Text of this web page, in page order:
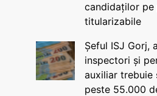
candidaților pe
titularizabile
Șeful ISJ Gorj,
inspectori și
auxiliar trebuie
peste 55.000